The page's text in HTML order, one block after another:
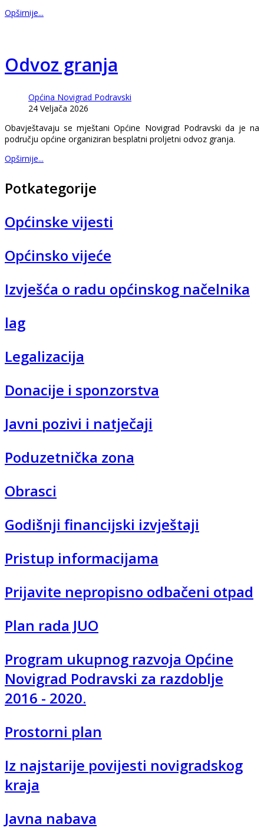
Opširnije...
Odvoz granja
Općina Novigrad Podravski
24 Veljača 2026
Obavještavaju se mještani Općine Novigrad Podravski da je na
području općine organiziran besplatni proljetni odvoz granja.
Opširnije...
Potkategorije
Općinske vijesti
Općinsko vijeće
Izvješća o radu općinskog načelnika
lag
Legalizacija
Donacije i sponzorstva
Javni pozivi i natječaji
Poduzetnička zona
Obrasci
Godišnji financijski izvještaji
Pristup informacijama
Prijavite nepropisno odbačeni otpad
Plan rada JUO
Program ukupnog razvoja Općine
Novigrad Podravski za razdoblje
2016 - 2020.
Prostorni plan
Iz najstarije povijesti novigradskog
kraja
Javna nabava